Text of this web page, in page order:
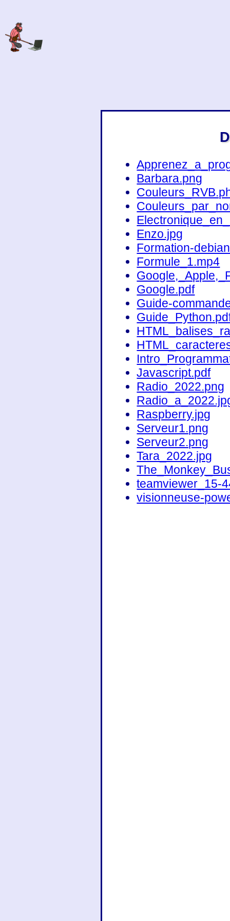
Barbara.png
Enzo.jpg
Formation-
Formule_1.mp4
Google.pdf
Guide-
Javascript.pdf
Radio_2022.png
Raspberry.jpg
Serveur1.png
Serveur2.png
Tara_2022.jpg
teamviewer_15-
visionneuse-